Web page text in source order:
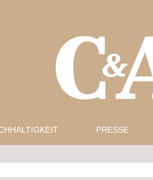
PRESSE